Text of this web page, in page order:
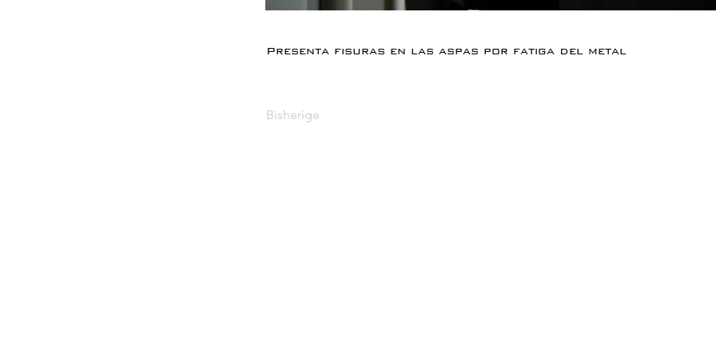
Presenta fisuras en las aspas por fatiga del metal
Bisherige